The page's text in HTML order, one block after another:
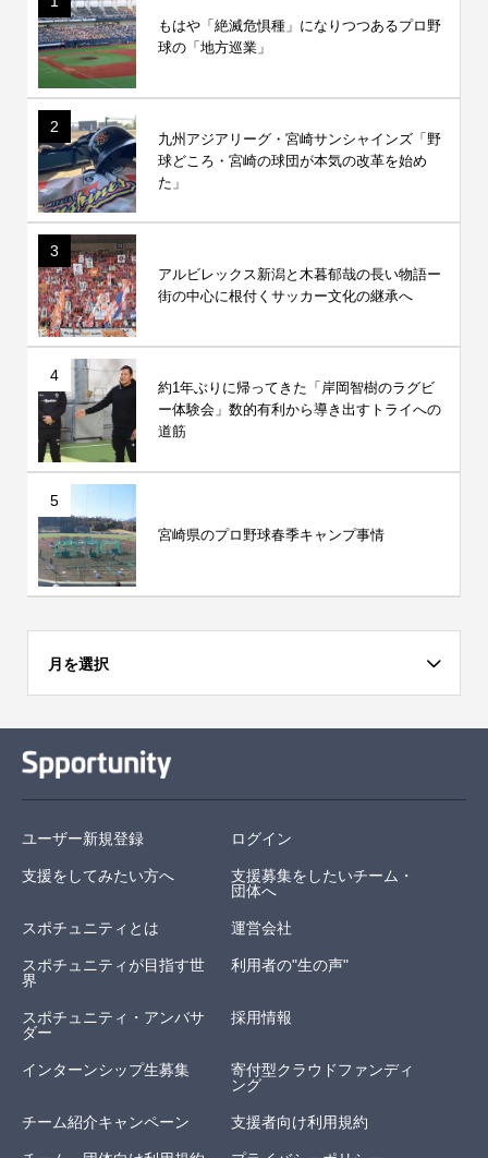
もはや「絶滅危惧種」になりつつあるプロ野
球の「地方巡業」
2
九州アジアリーグ・宮崎サンシャインズ「野
球どころ・宮崎の球団が本気の改革を始め
た」
3
アルビレックス新潟と木暮郁哉の長い物語ー
街の中心に根付くサッカー文化の継承へ
4
約1年ぶりに帰ってきた「岸岡智樹のラグビ
ー体験会」数的有利から導き出すトライへの
道筋
5
宮崎県のプロ野球春季キャンプ事情
月を選択
ユーザー新規登録 ログイン
支援をしてみたい方へ
支援募集をしたいチーム・
団体へ
スポチュニティとは 運営会社
スポチュニティが目指す世
界
利用者の"生の声"
スポチュニティ・アンバサ
ダー
採用情報
インターンシップ生募集
寄付型クラウドファンディ
ング
チーム紹介キャンペーン 支援者向け利用規約